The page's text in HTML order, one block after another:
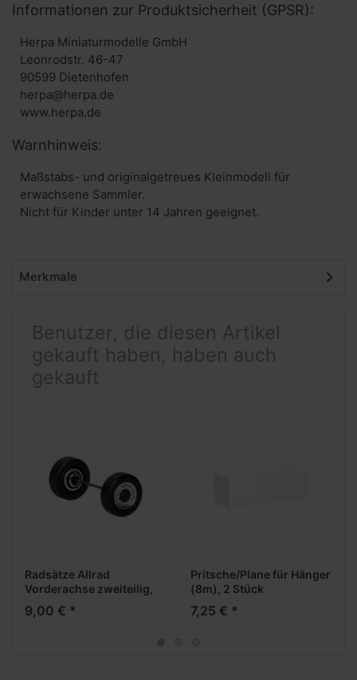
Informationen zur Produktsicherheit (GPSR):
Herpa Miniaturmodelle GmbH
Leonrodstr. 46-47
90599 Dietenhofen
herpa@herpa.de
www.herpa.de
Warnhinweis:
Maßstabs- und originalgetreues Kleinmodell für
erwachsene Sammler.
Nicht für Kinder unter 14 Jahren geeignet.
Merkmale
Benutzer, die diesen Artikel
gekauft haben, haben auch
gekauft
Radsätze Allrad
Vorderachse zweiteilig,
chrom/schwarz (8
Radsätze in Einzelteilen)
9,00 € *
Pritsche/Plane für Hänger
(8m), 2 Stück
7,25 € *